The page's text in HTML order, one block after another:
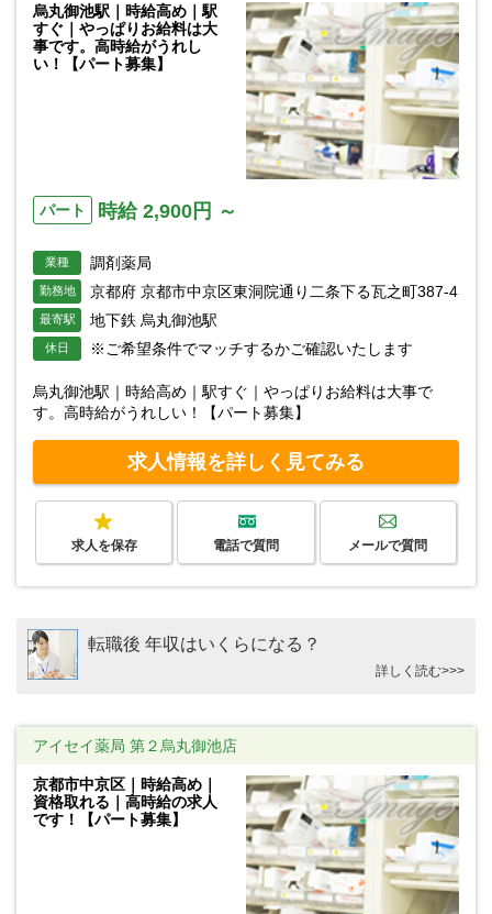
烏丸御池駅｜時給高め｜駅
すぐ｜やっぱりお給料は大
事です。高時給がうれし
い！【パート募集】
パート 時給 2,900円 ～
業種 調剤薬局
勤務地 京都府 京都市中京区東洞院通り二条下る瓦之町387-4
最寄駅 地下鉄 烏丸御池駅
休日 ※ご希望条件でマッチするかご確認いたします
烏丸御池駅｜時給高め｜駅すぐ｜やっぱりお給料は大事で
す。高時給がうれしい！【パート募集】
求人情報を詳しく見てみる
求人を保存 電話で質問 メールで質問
転職後 年収はいくらになる？
詳しく読む>>>
アイセイ薬局 第２烏丸御池店
京都市中京区｜時給高め｜
資格取れる｜高時給の求人
です！【パート募集】